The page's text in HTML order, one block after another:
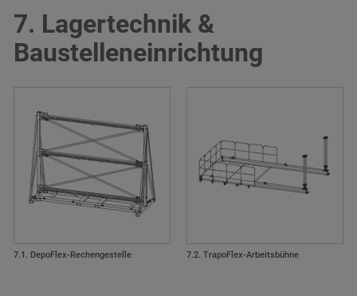
7. Lagertechnik &
Baustelleneinrichtung
7.1. DepoFlex-Rechengestelle 7.2. TrapoFlex-Arbeitsbühne